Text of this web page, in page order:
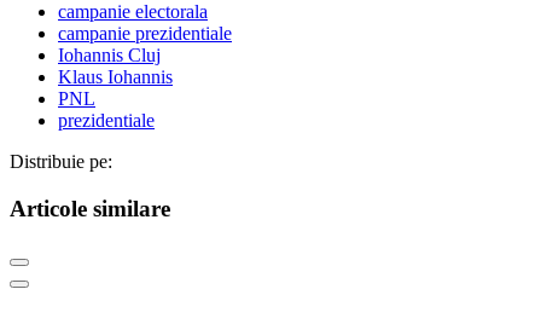
campanie electorala
campanie prezidentiale
Iohannis Cluj
Klaus Iohannis
PNL
prezidentiale
Distribuie pe:
Articole similare